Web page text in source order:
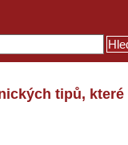
tipů, které